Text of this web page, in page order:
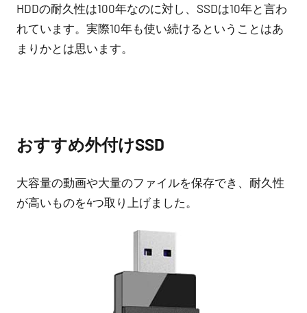
HDDの耐久性は100年なのに対し、SSDは10年と言わ
れています。実際10年も使い続けるということはあ
まりかとは思います。
おすすめ外付けSSD
大容量の動画や大量のファイルを保存でき、耐久性
が高いものを4つ取り上げました。